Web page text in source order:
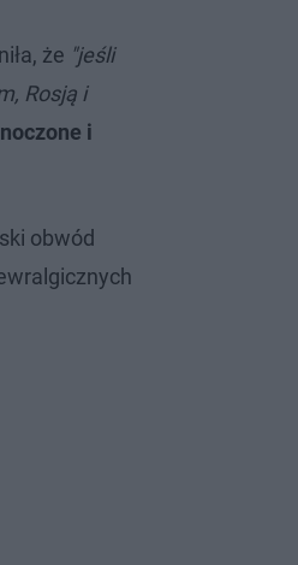
że "jeśli
Rosją i
i
obwód